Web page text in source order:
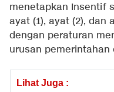
menetapkan Insentif
ayat (1), ayat (2), dan
dengan peraturan
urusan pemerintahan
Lihat Juga :